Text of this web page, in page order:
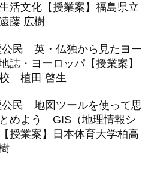
活文化【授業案】福島県立
藤 広樹
民 英・仏独から見たヨー
・ヨーロッパ【授業案】
植田 啓生
民 地図ツールを使って思
めよう GIS（地理情報シ
授業案】日本体育大学柏高